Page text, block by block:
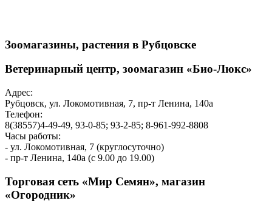
Зоомагазины, растения в Рубцовске
Ветеринарный центр, зоомагазин «Био-Люкс»
Адрес:
Рубцовск, ул. Локомотивная, 7, пр-т Ленина, 140а
Телефон:
8(38557)4-49-49, 93-0-85; 93-2-85; 8-961-992-8808
Часы работы:
- ул. Локомотивная, 7 (круглосуточно)
- пр-т Ленина, 140а (с 9.00 до 19.00)
Торговая сеть «Мир Семян», магазин
«Огородник»